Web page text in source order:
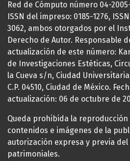
Red de Cómputo número 04-
ISSN del impreso: 0185-1276,
3062, ambos otorgados por el
Derecho de Autor. Responsable
actualización de este número:
de Investigaciones Estéticas,
la Cueva s/n, Ciudad
C.P. 04510, Ciudad de México.
actualización: 06 de octubre de
Queda prohibida la
contenidos e imágenes de la
autorización expresa y previa
patrimoniales.